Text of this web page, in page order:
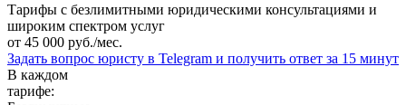
Тарифы с безлимитными юридическими консультациями и
широким спектром услуг
от 45 000 руб./мес.
Задать вопрос юристу в Telegram и получить ответ за 15 минут
В каждом
тарифе: